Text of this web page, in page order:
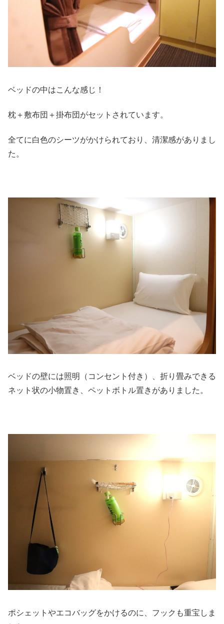
ベッドの中はこんな感じ！
枕＋敷布団＋掛布団がセットされています。
全てに白色のシーツがかけられており、清潔感がありまし
た。
ベッドの壁には照明（コンセント付き）、折り畳みできる
ネット状の小物置き、ペットボトル置きがありました。
ポシェットやエコバッグをかけるのに、フックも重宝しま